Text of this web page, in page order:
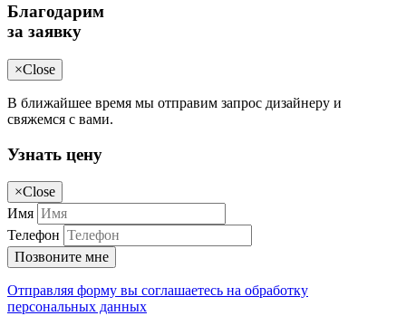
Благодарим
за заявку
×Close
В ближайшее время мы отправим запрос дизайнеру и
свяжемся с вами.
Узнать цену
×Close
Имя
Телефон
Позвоните мне
Отправляя форму вы соглашаетесь на обработку
персональных данных